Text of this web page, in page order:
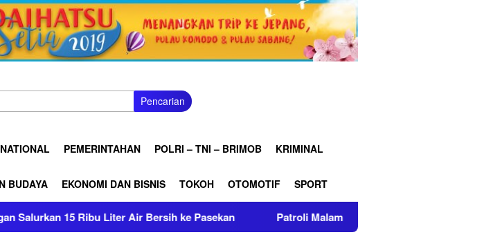
Pencarian
PEMERINTAHAN POLRI – TNI – BRIMOB KRIMINAL
BUDAYA EKONOMI DAN BISNIS TOKOH OTOMOTIF SPORT
Bersih ke Pasekan Patroli Malam Brimob Jabar, Jaga Lembang Tetap Aman dan Kondusif